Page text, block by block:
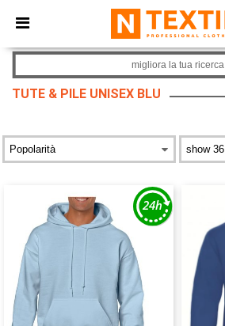
× App Ntextil
Prezzi migliori sull'app!
TUTE & PILE UNISEX BLU
migliora la tua ricerca